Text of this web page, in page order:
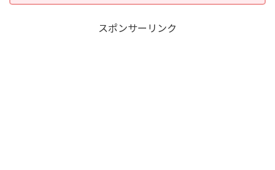
スポンサーリンク